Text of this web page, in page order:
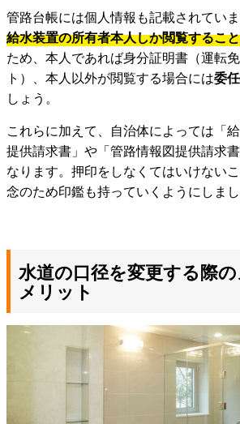
管路台帳には個人情報も記載されてい
給水装置の所有者本人しか閲覧するこ
ため、本人であれば身分証明書（運転
ト）、本人以外が閲覧する場合には委
しょう。
これらに加えて、自治体によっては「
提供請求書」や「管路情報図提供請求
なります。押印をしなくてはいけないこ
念のため印鑑も持っていくようにしまし
水道の口径を変更する際
メリット